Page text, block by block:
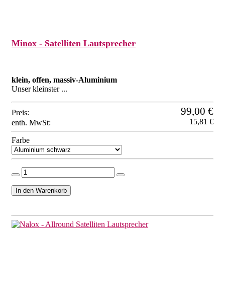
Minox - Satelliten Lautsprecher
klein, offen, massiv-Aluminium
Unser kleinster ...
Preis: 99,00 €
enth. MwSt: 15,81 €
Farbe